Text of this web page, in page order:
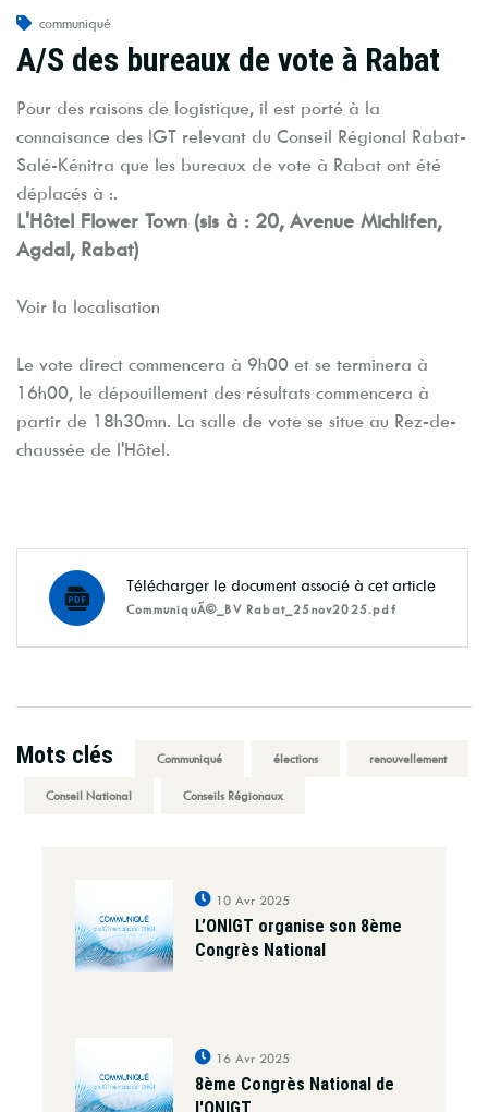
communiqué
A/S des bureaux de vote à Rabat
Pour des raisons de logistique, il est porté à la
connaisance des IGT relevant du Conseil Régional Rabat-
Salé-Kénitra que les bureaux de vote à Rabat ont été
déplacés à :.
L'Hôtel Flower Town (sis à : 20, Avenue Michlifen,
Agdal, Rabat)
Voir la localisation
Le vote direct commencera à 9h00 et se terminera à
16h00, le dépouillement des résultats commencera à
partir de 18h30mn. La salle de vote se situe au Rez-de-
chaussée de l'Hôtel.
Télécharger le document associé à cet article
CommuniquÃ©_BV Rabat_25nov2025.pdf
Mots clés Communiqué élections renouvellement
Conseil National Conseils Régionaux
10 Avr 2025
L’ONIGT organise son 8ème
Congrès National
16 Avr 2025
8ème Congrès National de
l'ONIGT